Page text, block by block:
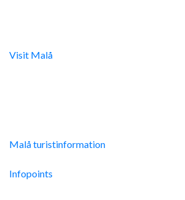
Visit Malå
Malå turistinformation
Infopoints